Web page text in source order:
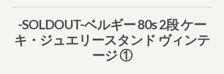
-SOLDOUT-ベルギー 80s 2段 ケー
キ・ジュエリースタンド ヴィンテ
ージ ①